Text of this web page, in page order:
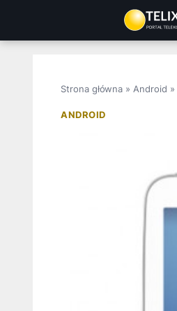
treści
Strona główna » Android »
ANDROID